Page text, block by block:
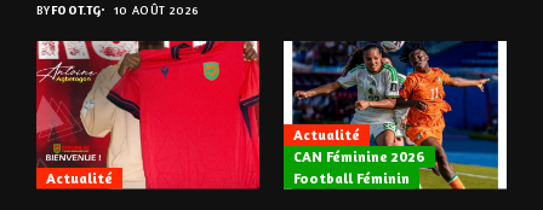
BYFOOT.TG 10 AOÛT 2026
Actualité
Actualité
CAN Féminine 2026
Football Féminin